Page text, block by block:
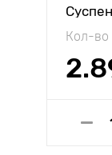
Кол-во